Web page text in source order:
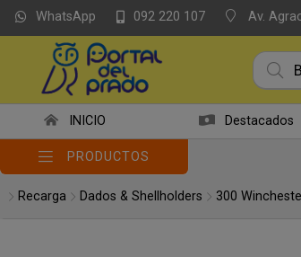
WhatsApp 092 220 107 Av.
INICIO Destacados
PRODUCTOS
Recarga Dados & Shellholders 300